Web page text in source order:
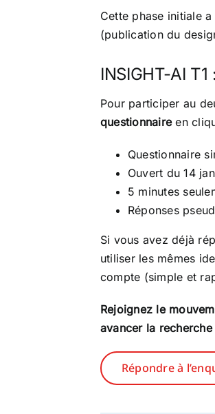
Cette phase initiale
(publication du
INSIGHT-AI
Pour participer au
questionnaireen
Questionnaire
Ouvert du 14
5 minutes
Réponses
Si vous avez déjà
utiliser les mêmes
compte (simple et
Rejoignez le
avancer la
Répondre à